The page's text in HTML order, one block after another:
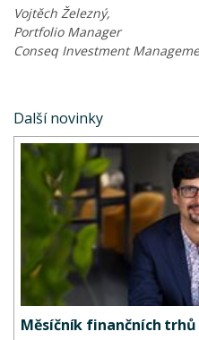
Vojtěch Železný,
Portfolio Manager
Conseq Investment
Další novinky
Měsíčník finančních trhů